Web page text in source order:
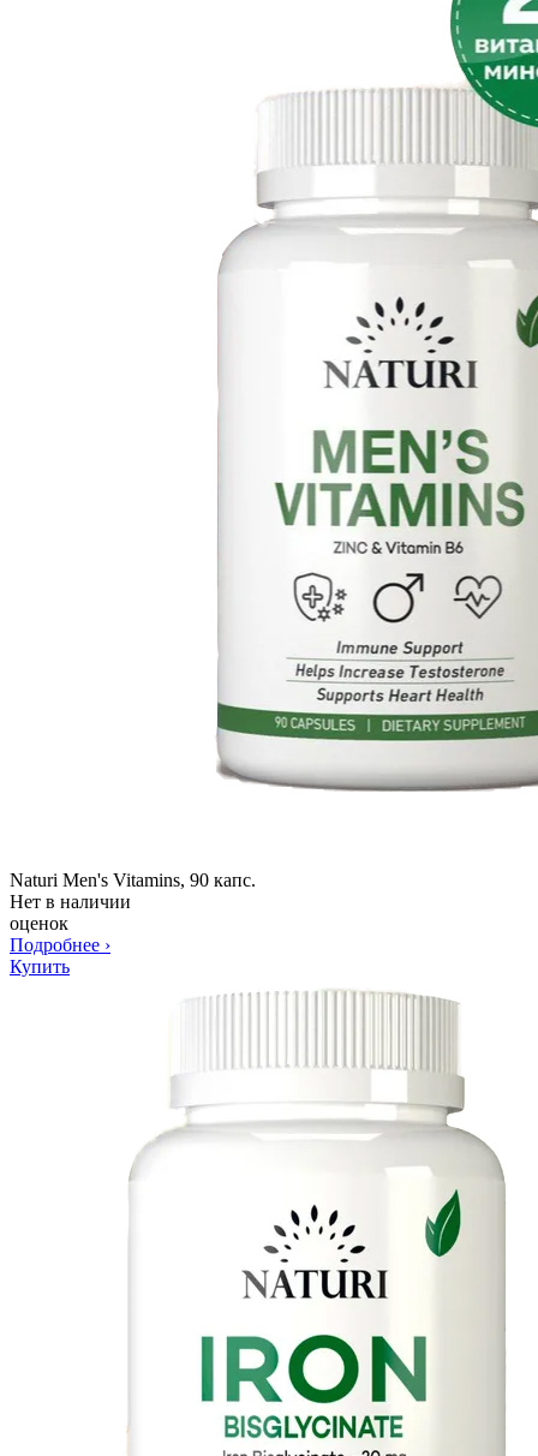
Naturi Men's Vitamins, 90 капс.
Нет в наличии
оценок
Подробнее ›
Купить